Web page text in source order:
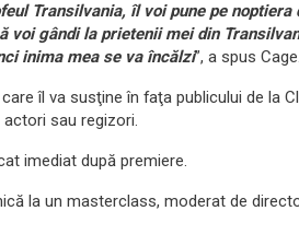
Transilvania, îl voi pune pe noptiera
voi gândi la prietenii mei din
inima mea se va încălzi”, a spus Cage.
îl va susţine în faţa publicului de la
sau regizori.
imediat după premiere.
la un masterclass, moderat de